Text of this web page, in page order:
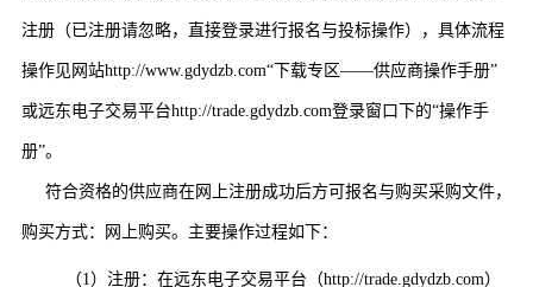
注册（已注册请忽略，直接登录进行报名与投标操作），具体流程
操作见网站http://www.gdydzb.com“下载专区——供应商操作手册”
或远东电子交易平台http://trade.gdydzb.com登录窗口下的“操作手
册”。
符合资格的供应商在网上注册成功后方可报名与购买采购文件，
购买方式：网上购买。主要操作过程如下：
（1） 注册：在远东电子交易平台 （http://trade.gdydzb.com）